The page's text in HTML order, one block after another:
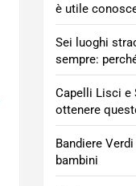
è utile
Sei luoghi
sempre:
Capelli Lisci e
ottenere
Bandiere
bambini